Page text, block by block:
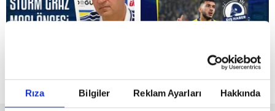
Rıza Bilgiler Reklam Ayarları Hakkında